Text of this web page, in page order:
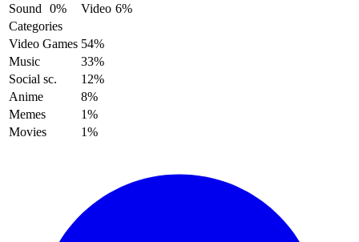
Sound
0% Video 6%
Categories
Video Games 54%
Music
33%
Social sc.
12%
Anime
8%
Memes
1%
Movies
1%